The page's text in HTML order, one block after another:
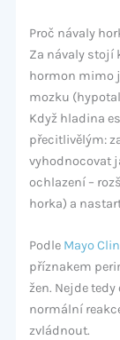
Proč návaly
Za návaly stojí
hormon mimo
mozku
Když hladina
přecitlivělým:
vyhodnocovat
ochlazení –
horka) a
Podle Mayo
příznakem
žen. Nejde
normální
zvládnout.